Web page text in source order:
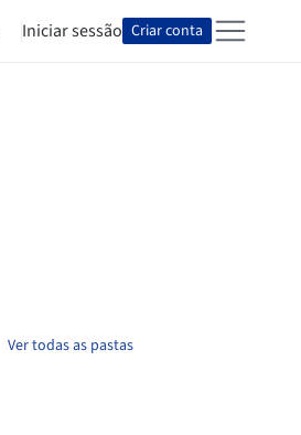
Iniciar sessão Criar conta
Ver todas as pastas